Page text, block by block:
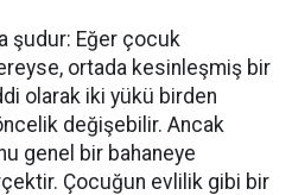
şudur: Eğer çocuk
ortada kesinleşmiş bir
olarak iki yükü birden
değişebilir. Ancak
genel bir bahaneye
Çocuğun evlilik gibi bir